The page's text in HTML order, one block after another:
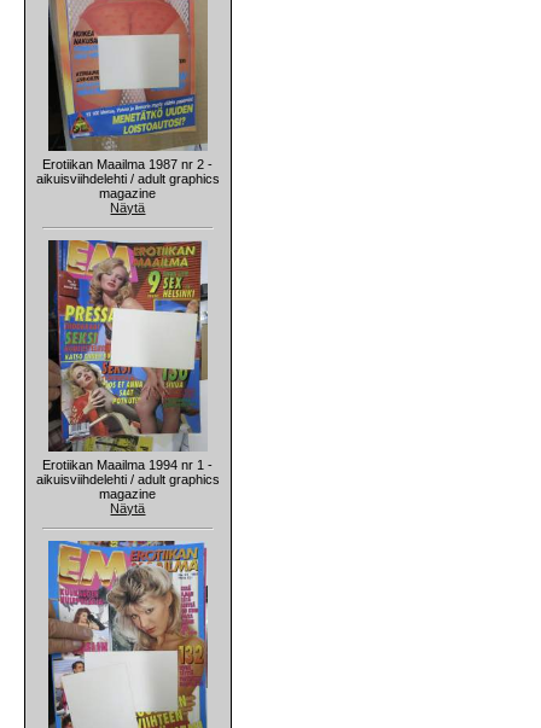
Erotiikan Maailma 1987 nr 2 -
aikuisviihdelehti / adult graphics
magazine
Näytä
Erotiikan Maailma 1994 nr 1 -
aikuisviihdelehti / adult graphics
magazine
Näytä